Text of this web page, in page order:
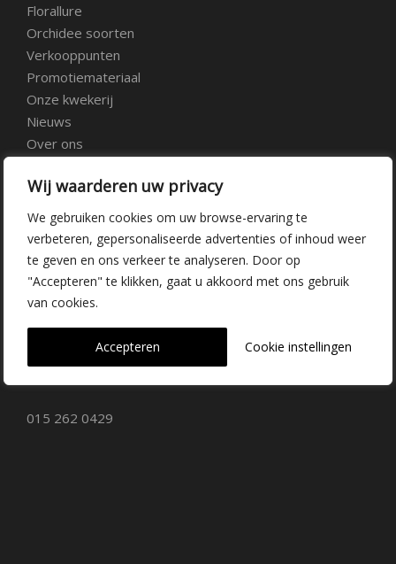
Wij waarderen uw privacy
We gebruiken cookies om uw browse-ervaring te
verbeteren, gepersonaliseerde advertenties of inhoud weer
te geven en ons verkeer te analyseren. Door op
"Accepteren" te klikken, gaat u akkoord met ons gebruik
van cookies.
Cookie instellingen
Accepteren
Florallure
Orchidee soorten
Verkooppunten
Promotiemateriaal
Onze kwekerij
Nieuws
Over ons
Vacatures
Contact
Kwekerij Delfgauw
Vrederustlaan 10
2645 AW Delfgauw
015 262 0429